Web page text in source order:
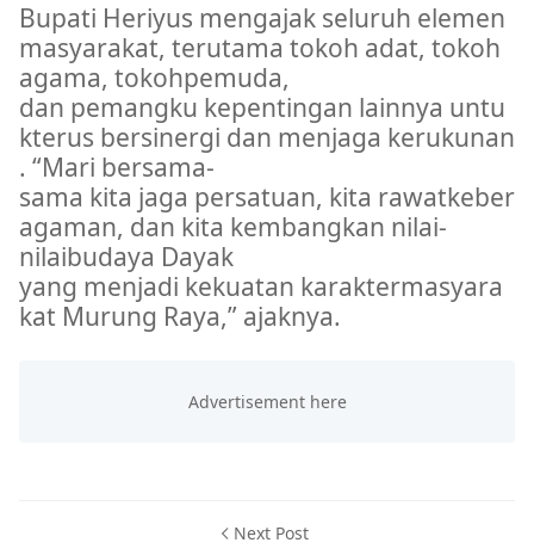
Bupati Heriyus mengajak seluruh elemen
masyarakat, terutama tokoh adat, tokoh
agama, tokohpemuda,
dan pemangku kepentingan lainnya untu
kterus bersinergi dan menjaga kerukunan
. “Mari bersama-
sama kita jaga persatuan, kita rawatkeber
agaman, dan kita kembangkan nilai-
nilaibudaya Dayak
yang menjadi kekuatan karaktermasyara
kat Murung Raya,” ajaknya.
Next Post